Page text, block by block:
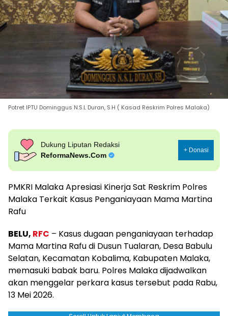
Potret IPTU Dominggus N.S.L Duran, S.H ( Kasad Reskrim Polres Malaka)
Dukung Liputan Redaksi
ReformaNews.Com
+ Donasi
PMKRI Malaka Apresiasi Kinerja Sat Reskrim Polres
Malaka Terkait Kasus Penganiayaan Mama Martina
Rafu
BELU, RFC – Kasus dugaan penganiayaan terhadap
Mama Martina Rafu di Dusun Tualaran, Desa Babulu
Selatan, Kecamatan Kobalima, Kabupaten Malaka,
memasuki babak baru. Polres Malaka dijadwalkan
akan menggelar perkara kasus tersebut pada Rabu,
13 Mei 2026.